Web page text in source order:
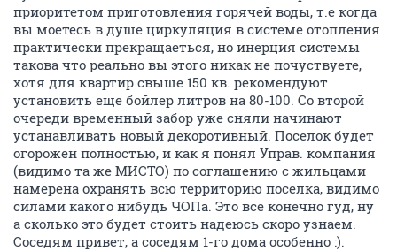
приоритетом приготовления горячей воды, т.е когда
вы моетесь в душе циркуляция в системе отопления
практически прекращаеться, но инерция системы
такова что реально вы этого никак не почуствуете,
хотя для квартир свыше 150 кв. рекомендуют
установить еще бойлер литров на 80-100. Со второй
очереди временный забор уже сняли начинают
устанавливать новый декоротивный. Поселок будет
огорожен полностью, и как я понял Управ. компания
(видимо та же МИСТО) по соглашению с жильцами
намерена охранять всю территорию поселка, видимо
силами какого нибудь ЧОПа. Это все конечно гуд, ну
а сколько это будет стоить надеюсь скоро узнаем.
Соседям привет, а соседям 1-го дома особенно :).